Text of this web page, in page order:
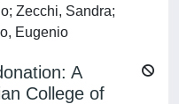
Zecchi, Sandra;
Eugenio
A
College of